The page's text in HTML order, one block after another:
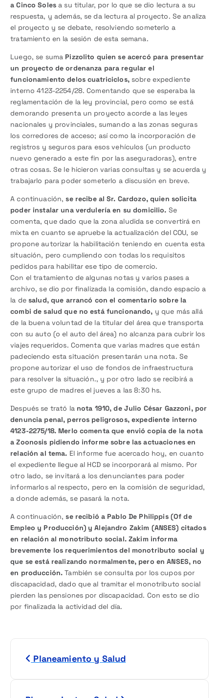
a Cinco Solesa su titular, por lo que se dio lectura a su
respuesta, y además, se da lectura al proyecto. Se analiza
el proyecto y se debate, resolviendo someterlo a
tratamiento en la sesión de esta semana.
Luego, se suma Pizzolito quien se acercó para presentar
un proyecto de ordenanza para regular el
funcionamiento delos cuatriciclos,sobre expediente
interno 4123-2254/28. Comentando que se esperaba la
reglamentación de la ley provincial, pero como se está
demorando presenta un proyecto acorde a las leyes
nacionales y provinciales, sumando a las zonas seguras
los corredores de acceso; así como la incorporación de
registros y seguros para esos vehículos (un producto
nuevo generado a este fin por las aseguradoras), entre
otras cosas. Se le hicieron varias consultas y se acuerda y
trabajarlo para poder someterlo a discusión en breve.
A continuación,se recibe al Sr. Cardozo, quien solicita
poder instalar una verdulería en su domicilio. Se
comenta, que dado que la zona aludida se convertirá en
mixta en cuanto se apruebe la actualización del COU, se
propone autorizar la habilitación teniendo en cuenta esta
situación, pero cumpliendo con todas los requisitos
pedidos para habilitar ese tipo de comercio.
Con el tratamiento de algunas notas y varios pases a
archivo, se dio por finalizada la comisión, dando espacio a
la de salud, que arrancó con el comentario sobre la
combi de salud que no está funcionando, y que más allá
de la buena voluntad de la titular del área que transporta
con su auto (o el auto del área) no alcanza para cubrir los
viajes requeridos. Comenta que varias madres que están
padeciendo esta situación presentarán una nota. Se
propone autorizar el uso de fondos de infraestructura
para resolver la situación., y por otro lado se recibirá a
este grupo de madres el jueves a las 8:30 hs.
Después se trató la nota 1910, de Julio César Gazzoni, por
denuncia penal, perros peligrosos, expediente interno
4123-2275/18. Merlo comenta que envió copia de la nota
a Zoonosis pidiendo informe sobre las actuaciones en
relación al tema. El informe fue acercado hoy, en cuanto
el expediente llegue al HCD se incorporará al mismo. Por
otro lado, se invitará a los denunciantes para poder
informarlos al respecto, pero en la comisión de seguridad,
a donde además, se pasará la nota.
A continuación,se recibió a Pablo De Philippis (Of de
Empleo y Producción) y Alejandro Zakim (ANSES) citados
en relación al monotributo social. Zakim informa
brevemente los requerimientos del monotributo social y
que se está realizando normalmente, pero en ANSES, no
en producción. También se consulta por los cupos por
discapacidad, dado que al tramitar el monotributo social
pierden las pensiones por discapacidad. Con esto se dio
por finalizada la actividad del día.
Planeamiento y Salud